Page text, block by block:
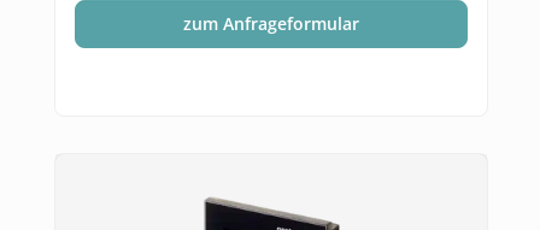
zum Anfrageformular